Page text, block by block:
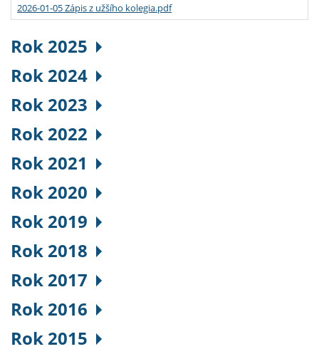
2026-01-05 Zápis z užšího kolegia.pdf
Rok 2025
Rok 2024
Rok 2023
Rok 2022
Rok 2021
Rok 2020
Rok 2019
Rok 2018
Rok 2017
Rok 2016
Rok 2015